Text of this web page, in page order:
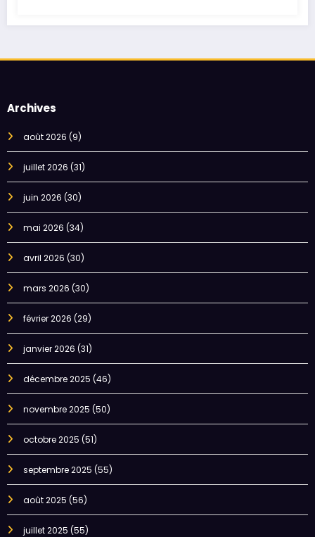
Archives
août 2026 (9)
juillet 2026 (31)
juin 2026 (30)
mai 2026 (34)
avril 2026 (30)
mars 2026 (30)
février 2026 (29)
janvier 2026 (31)
décembre 2025 (46)
novembre 2025 (50)
octobre 2025 (51)
septembre 2025 (55)
août 2025 (56)
juillet 2025 (55)